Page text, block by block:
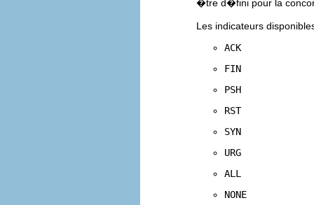
�tre d�fini pour la
Les indicateurs
ACK
FIN
PSH
RST
SYN
URG
ALL
NONE